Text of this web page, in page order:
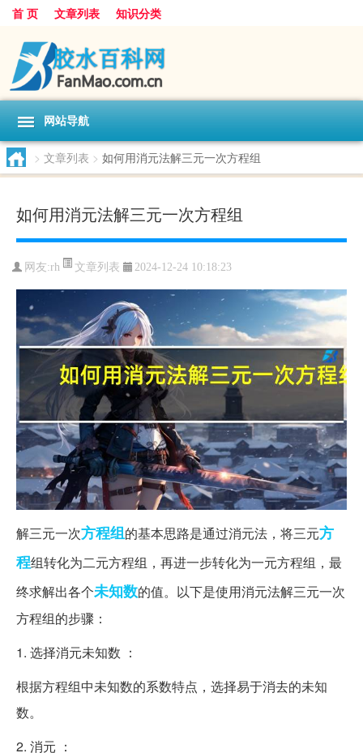
首 页 文章列表 知识分类
网站导航
> 文章列表 > 如何用消元法解三元一次方程组
如何用消元法解三元一次方程组
网友:rh 文章列表 2024-12-24 10:18:23
解三元一次方程组的基本思路是通过消元法，将三元方
程组转化为二元方程组，再进一步转化为一元方程组，最
终求解出各个未知数的值。以下是使用消元法解三元一次
方程组的步骤：
1. 选择消元未知数 ：
根据方程组中未知数的系数特点，选择易于消去的未知
数。
2. 消元 ：